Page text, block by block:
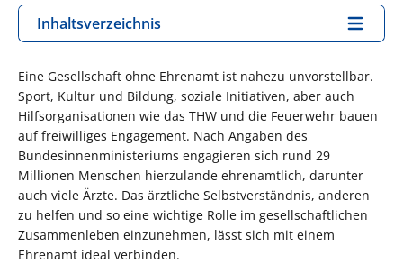
Inhaltsverzeichnis
Eine Gesellschaft ohne Ehrenamt ist nahezu unvorstellbar.
Sport, Kultur und Bildung, soziale Initiativen, aber auch
Hilfsorganisationen wie das THW und die Feuerwehr bauen
auf freiwilliges Engagement. Nach Angaben des
Bundesinnenministeriums engagieren sich rund 29
Millionen Menschen hierzulande ehrenamtlich, darunter
auch viele Ärzte. Das ärztliche Selbstverständnis, anderen
zu helfen und so eine wichtige Rolle im gesellschaftlichen
Zusammenleben einzunehmen, lässt sich mit einem
Ehrenamt ideal verbinden.